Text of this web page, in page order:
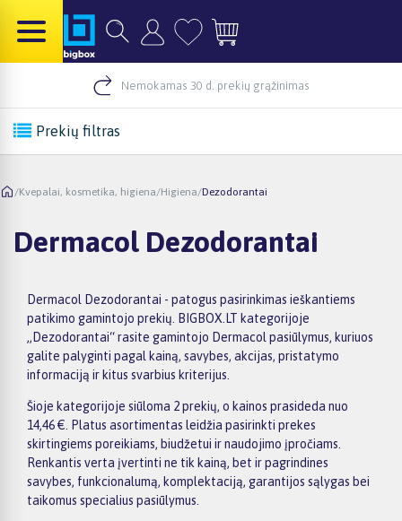
Nemokamas 30 d. prekių grąžinimas
Prekių filtras
/Kvepalai, kosmetika, higiena/Higiena/Dezodorantai
Dermacol Dezodorantai
Dermacol Dezodorantai - patogus pasirinkimas ieškantiems
patikimo gamintojo prekių. BIGBOX.LT kategorijoje
„Dezodorantai“ rasite gamintojo Dermacol pasiūlymus, kuriuos
galite palyginti pagal kainą, savybes, akcijas, pristatymo
informaciją ir kitus svarbius kriterijus.
Šioje kategorijoje siūloma 2 prekių, o kainos prasideda nuo
14,46 €. Platus asortimentas leidžia pasirinkti prekes
skirtingiems poreikiams, biudžetui ir naudojimo įpročiams.
Renkantis verta įvertinti ne tik kainą, bet ir pagrindines
savybes, funkcionalumą, komplektaciją, garantijos sąlygas bei
taikomus specialius pasiūlymus.